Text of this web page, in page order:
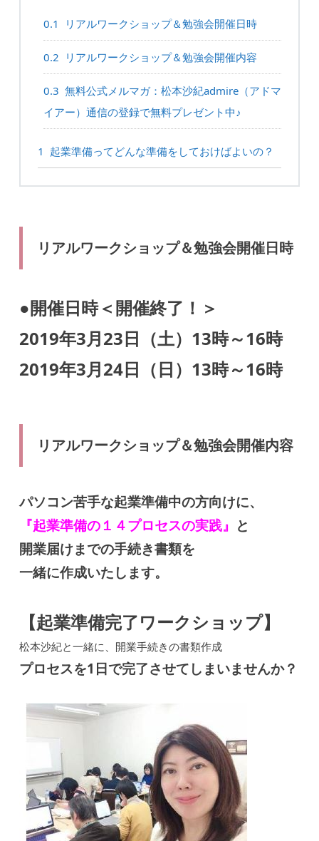
0.1 リアルワークショップ＆勉強会開催日時
0.2 リアルワークショップ＆勉強会開催内容
0.3 無料公式メルマガ：松本沙紀admire（アドマ
イアー）通信の登録で無料プレゼント中♪
1 起業準備ってどんな準備をしておけばよいの？
リアルワークショップ＆勉強会開催日時
●開催日時＜開催終了！＞
2019年3月23日（土）13時～16時
2019年3月24日（日）13時～16時
リアルワークショップ＆勉強会開催内容
パソコン苦手な起業準備中の方向けに、
『起業準備の１４プロセスの実践』 と
開業届けまでの手続き書類を
一緒に作成いたします。
【起業準備完了ワークショップ】
松本沙紀と一緒に、開業手続きの書類作成
プロセスを1日で完了させてしまいませんか？